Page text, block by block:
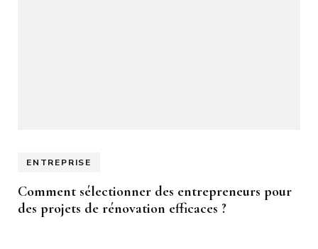
ENTREPRISE
Comment sélectionner des entrepreneurs pour
des projets de rénovation efficaces ?